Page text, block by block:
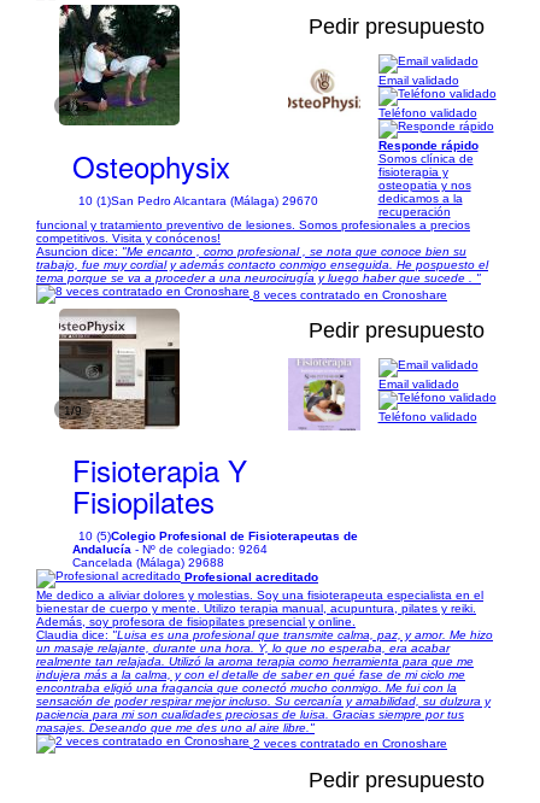
1/15
Pedir presupuesto
Osteophysix
10 (1)San Pedro Alcantara (Málaga) 29670
Email validado
Teléfono validado
Responde rápido
Somos clínica de
fisioterapia y
osteopatia y nos
dedicamos a la
recuperación
funcional y tratamiento preventivo de lesiones. Somos profesionales a precios
competitivos. Visita y conócenos!
Asuncion dice: "Me encanto , como profesional , se nota que conoce bien su
trabajo, fue muy cordial y además contacto conmigo enseguida. He pospuesto el
tema porque se va a proceder a una neurocirugía y luego haber que sucede . "
8 veces contratado en Cronoshare
1/9
Pedir presupuesto
Fisioterapia Y
Fisiopilates
10 (5)Colegio Profesional de Fisioterapeutas de
Andalucía - Nº de colegiado: 9264
Cancelada (Málaga) 29688
Email validado
Teléfono validado
Profesional acreditado
Me dedico a aliviar dolores y molestias. Soy una fisioterapeuta especialista en el
bienestar de cuerpo y mente. Utilizo terapia manual, acupuntura, pilates y reiki.
Además, soy profesora de fisiopilates presencial y online.
Claudia dice: "Luisa es una profesional que transmite calma, paz, y amor. Me hizo
un masaje relajante, durante una hora. Y, lo que no esperaba, era acabar
realmente tan relajada. Utilizó la aroma terapia como herramienta para que me
indujera más a la calma, y con el detalle de saber en qué fase de mi ciclo me
encontraba eligió una fragancia que conectó mucho conmigo. Me fui con la
sensación de poder respirar mejor incluso. Su cercanía y amabilidad, su dulzura y
paciencia para mi son cualidades preciosas de luisa. Gracias siempre por tus
masajes. Deseando que me des uno al aire libre."
2 veces contratado en Cronoshare
Pedir presupuesto